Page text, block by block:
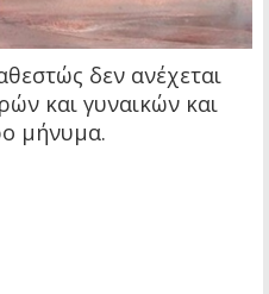
δεν ανέχεται
και γυναικών και
μήνυμα.